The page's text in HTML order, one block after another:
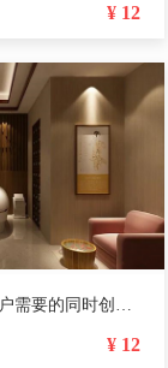
¥ 12
¥ 12